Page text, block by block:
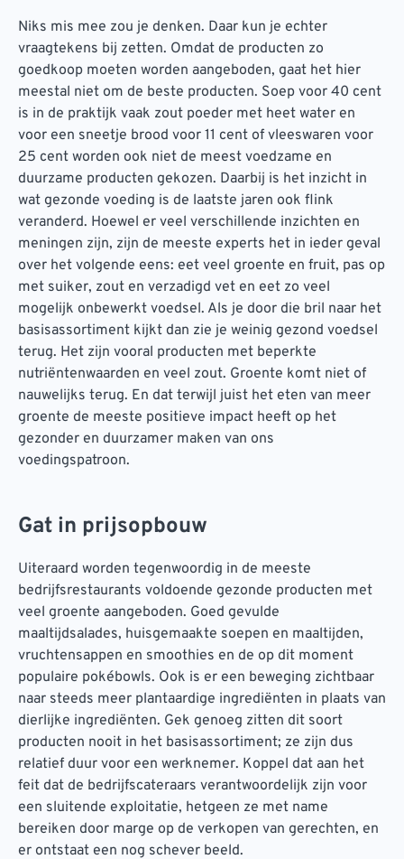
Niks mis mee zou je denken. Daar kun je echter
vraagtekens bij zetten. Omdat de producten zo
goedkoop moeten worden aangeboden, gaat het hier
meestal niet om de beste producten. Soep voor 40 cent
is in de praktijk vaak zout poeder met heet water en
voor een sneetje brood voor 11 cent of vleeswaren voor
25 cent worden ook niet de meest voedzame en
duurzame producten gekozen. Daarbij is het inzicht in
wat gezonde voeding is de laatste jaren ook flink
veranderd. Hoewel er veel verschillende inzichten en
meningen zijn, zijn de meeste experts het in ieder geval
over het volgende eens: eet veel groente en fruit, pas op
met suiker, zout en verzadigd vet en eet zo veel
mogelijk onbewerkt voedsel. Als je door die bril naar het
basisassortiment kijkt dan zie je weinig gezond voedsel
terug. Het zijn vooral producten met beperkte
nutriëntenwaarden en veel zout. Groente komt niet of
nauwelijks terug. En dat terwijl juist het eten van meer
groente de meeste positieve impact heeft op het
gezonder en duurzamer maken van ons
voedingspatroon.
Gat in prijsopbouw
Uiteraard worden tegenwoordig in de meeste
bedrijfsrestaurants voldoende gezonde producten met
veel groente aangeboden. Goed gevulde
maaltijdsalades, huisgemaakte soepen en maaltijden,
vruchtensappen en smoothies en de op dit moment
populaire pokébowls. Ook is er een beweging zichtbaar
naar steeds meer plantaardige ingrediënten in plaats van
dierlijke ingrediënten. Gek genoeg zitten dit soort
producten nooit in het basisassortiment; ze zijn dus
relatief duur voor een werknemer. Koppel dat aan het
feit dat de bedrijfscateraars verantwoordelijk zijn voor
een sluitende exploitatie, hetgeen ze met name
bereiken door marge op de verkopen van gerechten, en
er ontstaat een nog schever beeld.